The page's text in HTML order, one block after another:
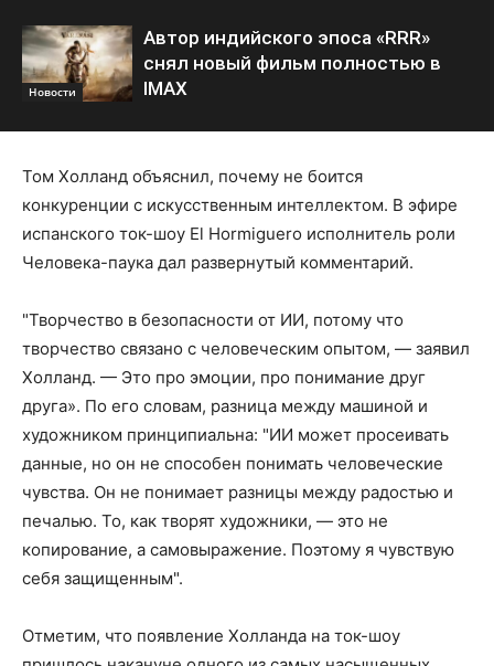
Новости
Автор индийского эпоса «RRR»
снял новый фильм полностью в
IMAX
Том Холланд объяснил, почему не боится
конкуренции с искусственным интеллектом. В эфире
испанского ток-шоу El Hormiguero исполнитель роли
Человека-паука дал развернутый комментарий.
"Творчество в безопасности от ИИ, потому что
творчество связано с человеческим опытом, — заявил
Холланд. — Это про эмоции, про понимание друг
друга». По его словам, разница между машиной и
художником принципиальна: "ИИ может просеивать
данные, но он не способен понимать человеческие
чувства. Он не понимает разницы между радостью и
печалью. То, как творят художники, — это не
копирование, а самовыражение. Поэтому я чувствую
себя защищенным".
Отметим, что появление Холланда на ток-шоу